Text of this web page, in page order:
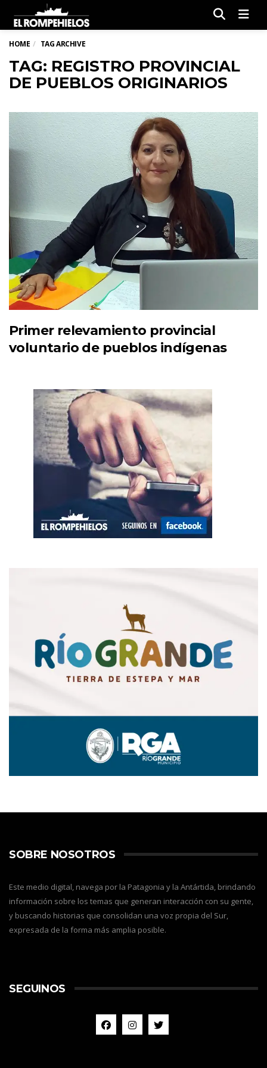
HOME TAG ARCHIVE
TAG: REGISTRO PROVINCIAL
DE PUEBLOS ORIGINARIOS
Primer relevamiento provincial
voluntario de pueblos indígenas
SOBRE NOSOTROS
Este medio digital, navega por la Patagonia y la Antártida, brindando
información sobre los temas que generan interacción con su gente,
y buscando historias que consolidan una voz propia del Sur,
expresada de la forma más amplia posible.
SEGUINOS